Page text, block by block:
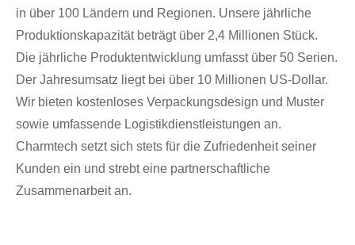
in über 100 Ländern und Regionen. Unsere jährliche
Produktionskapazität beträgt über 2,4 Millionen Stück.
Die jährliche Produktentwicklung umfasst über 50 Serien.
Der Jahresumsatz liegt bei über 10 Millionen US-Dollar.
Wir bieten kostenloses Verpackungsdesign und Muster
sowie umfassende Logistikdienstleistungen an.
Charmtech setzt sich stets für die Zufriedenheit seiner
Kunden ein und strebt eine partnerschaftliche
Zusammenarbeit an.